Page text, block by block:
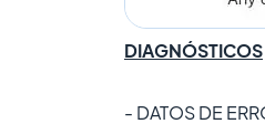
DIAGNÓSTICOS
- DATOS DE